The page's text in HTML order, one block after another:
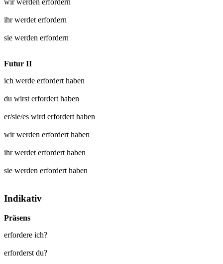
ihr werdet erfordern
sie werden erfordern
Futur II
ich werde erfordert haben
du wirst erfordert haben
er/sie/es wird erfordert haben
wir werden erfordert haben
ihr werdet erfordert haben
sie werden erfordert haben
Indikativ
Präsens
erfordere ich?
erforderst du?